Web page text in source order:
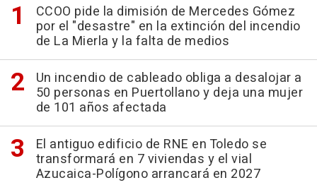
CCOO pide la dimisión de Mercedes Gómez
por el "desastre" en la extinción del incendio
de La Mierla y la falta de medios
Un incendio de cableado obliga a desalojar a
50 personas en Puertollano y deja una mujer
de 101 años afectada
El antiguo edificio de RNE en Toledo se
transformará en 7 viviendas y el vial
Azucaica-Polígono arrancará en 2027